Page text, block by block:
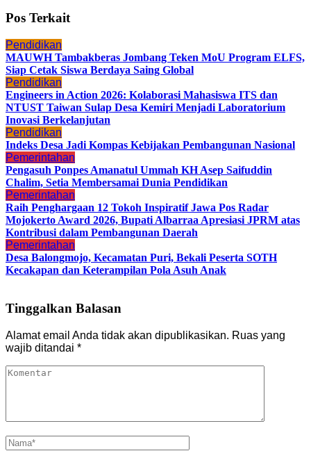
Pos Terkait
Pendidikan
MAUWH Tambakberas Jombang Teken MoU Program ELFS,
Siap Cetak Siswa Berdaya Saing Global
Pendidikan
Engineers in Action 2026: Kolaborasi Mahasiswa ITS dan
NTUST Taiwan Sulap Desa Kemiri Menjadi Laboratorium
Inovasi Berkelanjutan
Pendidikan
Indeks Desa Jadi Kompas Kebijakan Pembangunan Nasional
Pemerintahan
Pengasuh Ponpes Amanatul Ummah KH Asep Saifuddin
Chalim, Setia Membersamai Dunia Pendidikan
Pemerintahan
Raih Penghargaan 12 Tokoh Inspiratif Jawa Pos Radar
Mojokerto Award 2026, Bupati Albarraa Apresiasi JPRM atas
Kontribusi dalam Pembangunan Daerah
Pemerintahan
Desa Balongmojo, Kecamatan Puri, Bekali Peserta SOTH
Kecakapan dan Keterampilan Pola Asuh Anak
Tinggalkan Balasan
Alamat email Anda tidak akan dipublikasikan. Ruas yang
wajib ditandai *